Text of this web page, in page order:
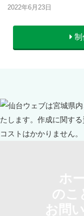
2022年6月23日
制